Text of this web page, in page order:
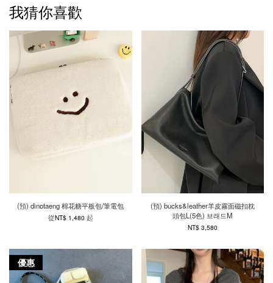
我猜你喜歡
(預) dinotaeng 棉花糖平板包/筆電包
從NT$ 1,480 起
(預) bucks&leather羊皮霧面磁扣枕
頭包L(5色) 브래드M
NT$ 3,580
優惠